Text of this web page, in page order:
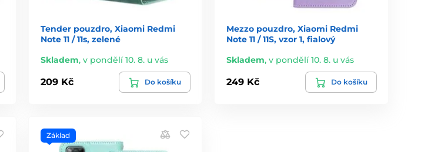
Tender pouzdro, Xiaomi Redmi
Note 11 / 11s, zelené
Skladem, v pondělí 10. 8. u vás
209 Kč Do košíku
Mezzo pouzdro, Xiaomi Redmi
Note 11 / 11S, vzor 1, fialový
Skladem,v pondělí 10. 8. u vás
249 Kč Do košíku
Základ